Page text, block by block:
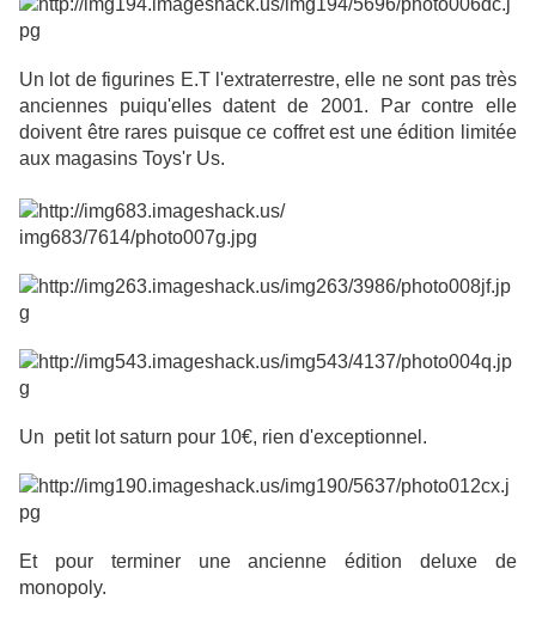
Un lot de figurines E.T l'extraterrestre, elle ne sont pas très
anciennes puiqu'elles datent de 2001. Par contre elle
doivent être rares puisque ce coffret est une édition limitée
aux magasins Toys'r Us.
Un petit lot saturn pour 10€, rien d'exceptionnel.
Et pour terminer une ancienne édition deluxe de
monopoly.